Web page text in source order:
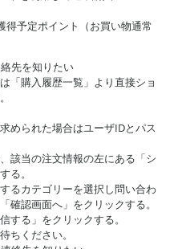
得予定ポイント（お買い物通常
先を知りたい
「購入履歴一覧」より直接ショ
められた場合はユーザIDとパス
該当の注文情報の左にある「シ
る。
るカテゴリーを選択し問い合わ
確認画面へ」をクリックする。
る」をクリックする。
ちください。